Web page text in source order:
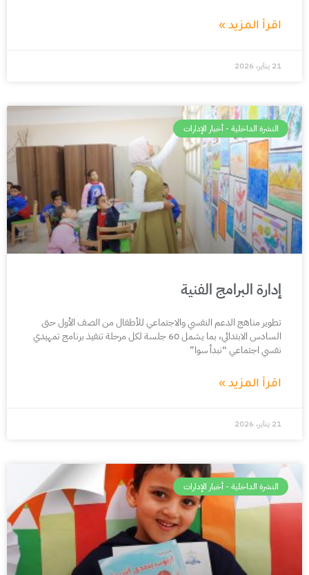
اقرأ المزيد »
21 يناير، 2026
النشرة الداخلية - أخبار الإدارات
إدارة البرامج الفنية
تطوير مناهج الدعم النفسي والاجتماعي للأطفال من الصف الأول حتى
السادس الابتدائي، بما يشمل 60 جلسة لكل مرحلة تنفيذ برنامج تمهيدي
نفسي اجتماعي “نبدأ سوا”
اقرأ المزيد »
21 يناير، 2026
النشرة الداخلية - أخبار الإدارات